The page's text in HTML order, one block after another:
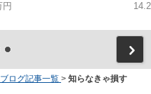
円
ブログ記事一覧 > 知らなきゃ損す